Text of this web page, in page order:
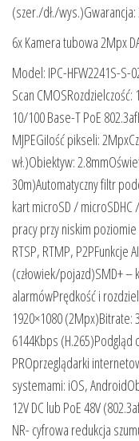
(szer./dł./
6x Kamera tubowa 2Mpx
Model: IPC-HFW2241S-
Scan
10/100 Base-T PoE
MJPEGiIość pikseli:
wł.)Obiektyw:
30m)Automatyczny filtr
kart microSD /
pracy przy niskim
RTSP, RTMP,
(człowiek/pojazd)SMD+ –
alarmówPrędkość i
1920×1080 (2Mpx)Bitrate:
6144Kbps (H.265)Podgląd
PROprzeglądarki
systemami: iOS,
12V DC lub PoE 48V
NR- cyfrowa redukcja